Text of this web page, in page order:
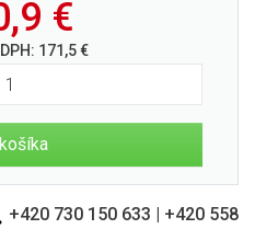
€
171,5€
+420 730 150 633
+420 558